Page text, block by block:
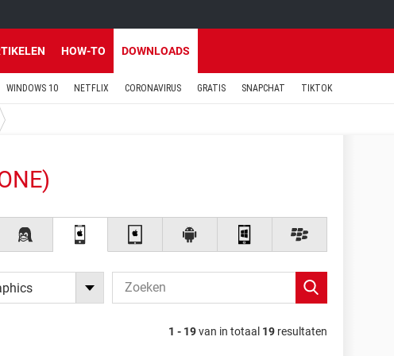
HOW-TO DOWNLOADS
WINDOWS 10 NETFLIX CORONAVIRUS GRATIS SNAPCHAT TIKTOK
1 - 19van in totaal 19 resultaten